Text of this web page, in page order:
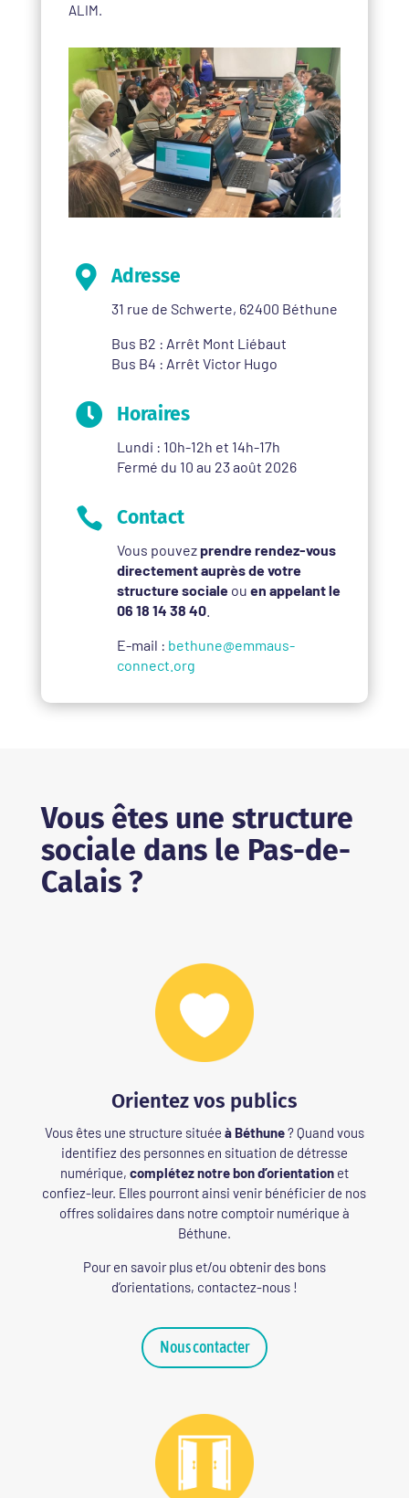
ALIM.
 Adresse
31 rue de Schwerte, 62400 Béthune
Bus B2 : Arrêt Mont Liébaut
Bus B4 : Arrêt Victor Hugo
 Horaires
Lundi : 10h-12h et 14h-17h
Fermé du 10 au 23 août 2026
 Contact
Vous pouvezprendre rendez-vous
directement auprès de votre
structure socialeou en appelant le
06 18 14 38 40.
E-mail : bethune@emmaus-
connect.org
Vous êtes une structure
sociale dans le Pas-de-
Calais ?
Orientez vos publics
Vous êtes une structure située à Béthune? Quand vous
identifiez des personnes en situation de détresse
numérique, complétez notre bon d’orientation et
confiez-leur. Elles pourront ainsi venir bénéficier de nos
offres solidaires dans notre comptoir numérique à
Béthune.
Pour en savoir plus et/ou obtenir des bons
d’orientations, contactez-nous !
Nous contacter